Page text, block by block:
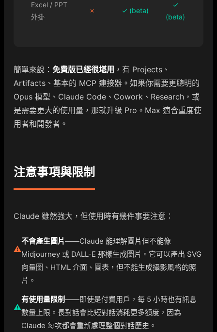
Excel / PPT
外掛
✗ ✓ (beta)
✓
(beta)
簡單來說： 免費版已經很堪用 ，有 Projects、
Artifacts、基本的 MCP 連接器。如果你需要更聰明的
Opus 模型、Claude Code、Cowork、Research，或
是需要更大的使用量，那就升級 Pro。Max 適合重度使
用者和開發者。
注意事項與限制
Claude 雖然強大，但使用時有幾件事要注意：
⚠️
不會產生圖片——Claude 能理解圖片但不能像
Midjourney 或 DALL-E 那樣生成圖片。它可以產出 SVG
向量圖、HTML 介面、圖表，但不能生成攝影風格的照
片。
⚠️
有使用量限制——即使是付費用戶，每 5 小時也有訊息
數量上限。長對話會比短對話消耗更多額度，因為
Claude 每次都會重新處理整個對話歷史。